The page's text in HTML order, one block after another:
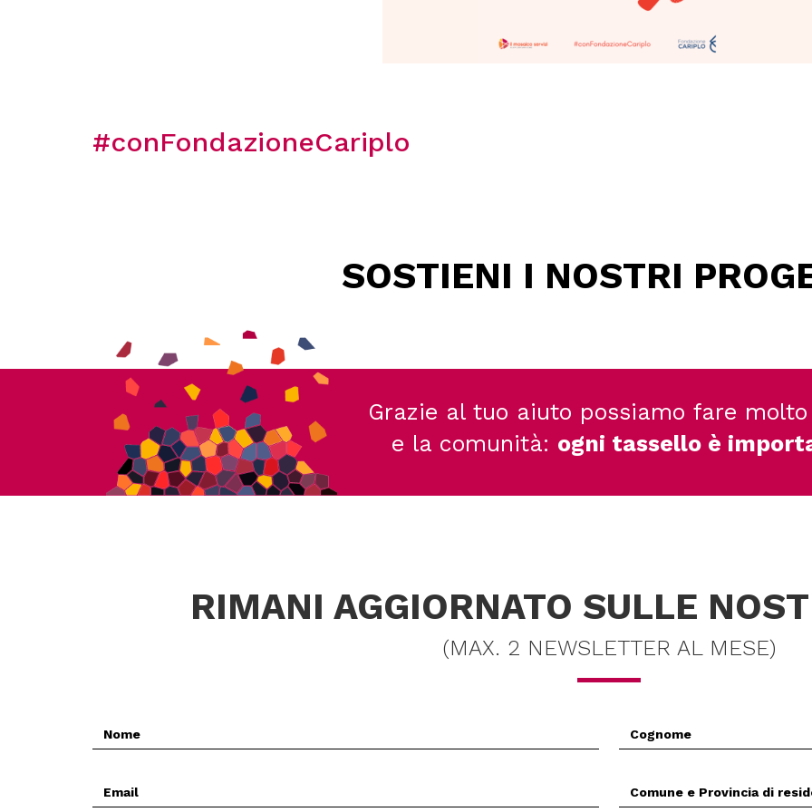
#conFondazioneCariplo
SOSTIENI I NOSTRI
Grazie al tuo aiuto possiamo fare
e la comunità: ogni tassello è
RIMANI AGGIORNATO SULLE
(MAX. 2 NEWSLETTER AL MESE)
Nome
*
Cognome
*
Email
*
Comune
(Prov.)